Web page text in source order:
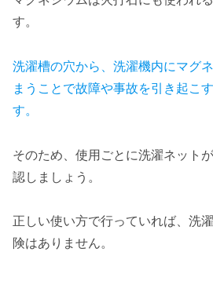
す。
洗濯槽の穴から、洗濯機内にマグ
まうことで故障や事故を引き起こ
す。
そのため、使用ごとに洗濯ネット
認しましょう。
正しい使い方で行っていれば、洗
険はありません。